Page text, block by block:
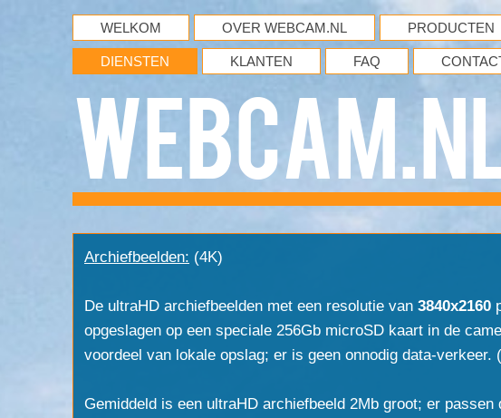
WELKOM OVER WEBCAM.NL PRODUCTEN
DIENSTEN KLANTEN FAQ
Archiefbeelden: (4K)
De ultraHD archiefbeelden met een resolutie van 3840x2160
opgeslagen op een speciale 256Gb microSD kaart in de
voordeel van lokale opslag; er is geen onnodig data-verkeer.
Gemiddeld is een ultraHD archiefbeeld 2Mb groot; er passen